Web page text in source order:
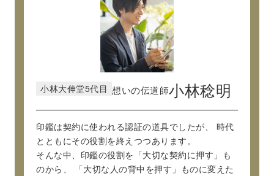
小林大伸堂5代目 想いの伝道師小林稔明
印鑑は契約に使われる認証の道具でしたが、
時代
とともにその役割を終えつつあります。
そんな中、印鑑の役割を「大切な契約に押す」も
のから、
「大切な人の背中を押す」ものに変えた